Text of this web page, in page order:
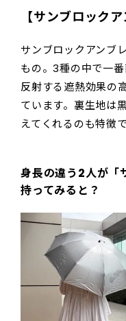
【サンブロック
サンブロックアンブ
もの。3種の中で一
反射する遮熱効果の
ています。裏生地は
えてくれるのも特徴で
身長の違う2人が「
持ってみると？